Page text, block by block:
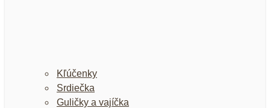
Kľúčenky
Srdiečka
Guličky a vajíčka